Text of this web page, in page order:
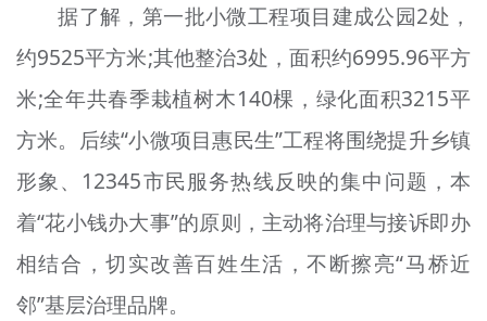
据了解，第一批小微工程项目建成公园2处，
约9525平方米;其他整治3处，面积约6995.96平方
米;全年共春季栽植树木140棵，绿化面积3215平
方米。后续“小微项目惠民生”工程将围绕提升乡镇
形象、12345市民服务热线反映的集中问题，本
着“花小钱办大事”的原则，主动将治理与接诉即办
相结合，切实改善百姓生活，不断擦亮“马桥近
邻”基层治理品牌。